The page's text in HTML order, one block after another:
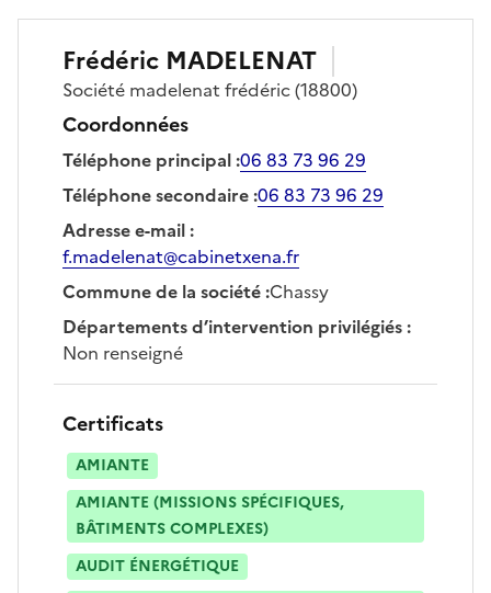
Frédéric MADELENAT
Société madelenat frédéric(18800)
Coordonnées
Téléphone principal:06 83 73 96 29
Téléphone secondaire:06 83 73 96 29
Adresse e-mail:
f.madelenat@cabinetxena.fr
Commune de la société:Chassy
Départements d’intervention privilégiés:
Non renseigné
Certificats
AMIANTE
AMIANTE (MISSIONS SPÉCIFIQUES,
BÂTIMENTS COMPLEXES)
AUDIT ÉNERGÉTIQUE